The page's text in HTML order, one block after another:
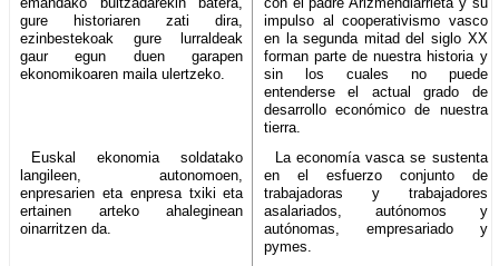
gure historiaren zati dira,
ezinbestekoak gure lurraldeak
gaur egun duen garapen
ekonomikoaren maila ulertzeko.
impulso al cooperativismo vasco
en la segunda mitad del siglo XX
forman parte de nuestra historia y
sin los cuales no puede
entenderse el actual grado de
desarrollo económico de nuestra
tierra.
Euskal ekonomia soldatako
langileen, autonomoen,
enpresarien eta enpresa txiki eta
ertainen arteko ahaleginean
oinarritzen da.
La economía vasca se sustenta
en el esfuerzo conjunto de
trabajadoras y trabajadores
asalariados, autónomos y
autónomas, empresariado y
pymes.